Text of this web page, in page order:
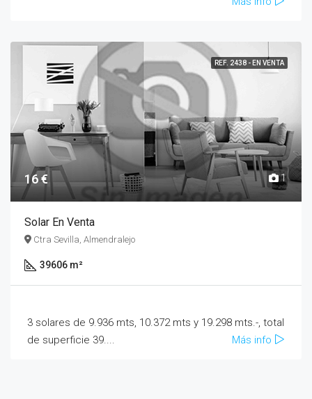
REF. 2438 - EN VENTA
16 € 1
Solar En Venta
Ctra Sevilla, Almendralejo
39606 m²
3 solares de 9.936 mts, 10.372 mts y 19.298 mts.-, total
de superficie 39....
Más info